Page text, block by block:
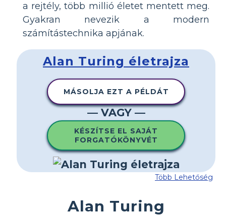
a rejtély, több millió életet mentett meg.
Gyakran nevezik a modern
számítástechnika apjának.
Alan Turing életrajza
MÁSOLJA EZT A PÉLDÁT
— VAGY —
KÉSZÍTSE EL SAJÁT
FORGATÓKÖNYVÉT
Több Lehetőség
Alan Turing